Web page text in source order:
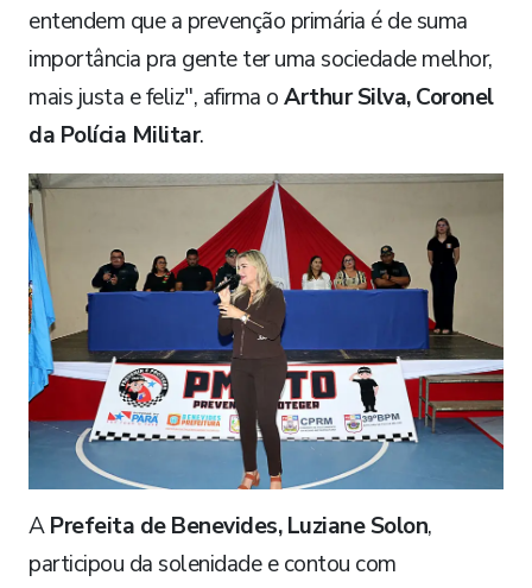
entendem que a prevenção primária é de suma
importância pra gente ter uma sociedade melhor,
mais justa e feliz", afirma oArthur Silva, Coronel
da Polícia Militar.
​APrefeita de Benevides, Luziane Solon,
participou da solenidade e contou com